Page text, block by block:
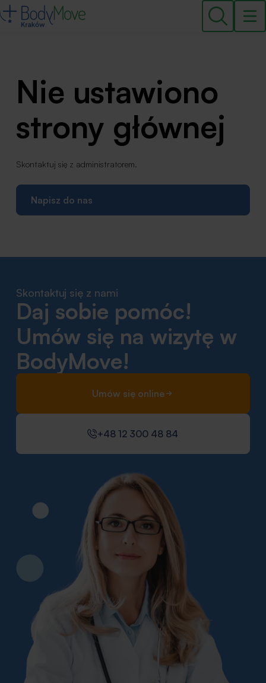
Nie ustawiono
strony głównej
Skontaktuj się z administratorem.
Napisz do nas
Skontaktuj się z nami
Daj sobie pomóc!
Umów się na wizytę w
BodyMove!
Umów się online
+48 12 300 48 84